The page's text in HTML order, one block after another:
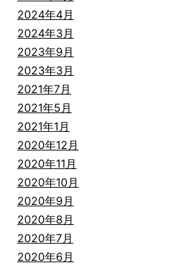
2024年4月
2024年3月
2023年9月
2023年3月
2021年7月
2021年5月
2021年1月
2020年12月
2020年11月
2020年10月
2020年9月
2020年8月
2020年7月
2020年6月